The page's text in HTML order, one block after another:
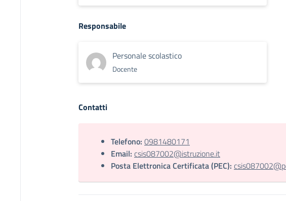
Responsabile
Personale scolastico
Docente
Contatti
Telefono: 0981480171
Email: csis087002@istruzione.it
Posta Elettronica Certificata (PEC):